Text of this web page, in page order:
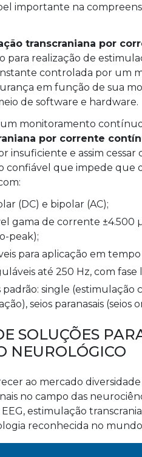
importante na
transcraniana por
para realização de
controlada por um
em função de sua
de software e hardware.
monitoramento
por corrente
insuficiente e assim
que impede que
(DC) e bipolar (AC);
peak);
para aplicação em
até 250 Hz, com
seios paranasais
SOLUÇÕES
NEUROLÓGICO
ao mercado
no campo das
estimulação
reconhecida no